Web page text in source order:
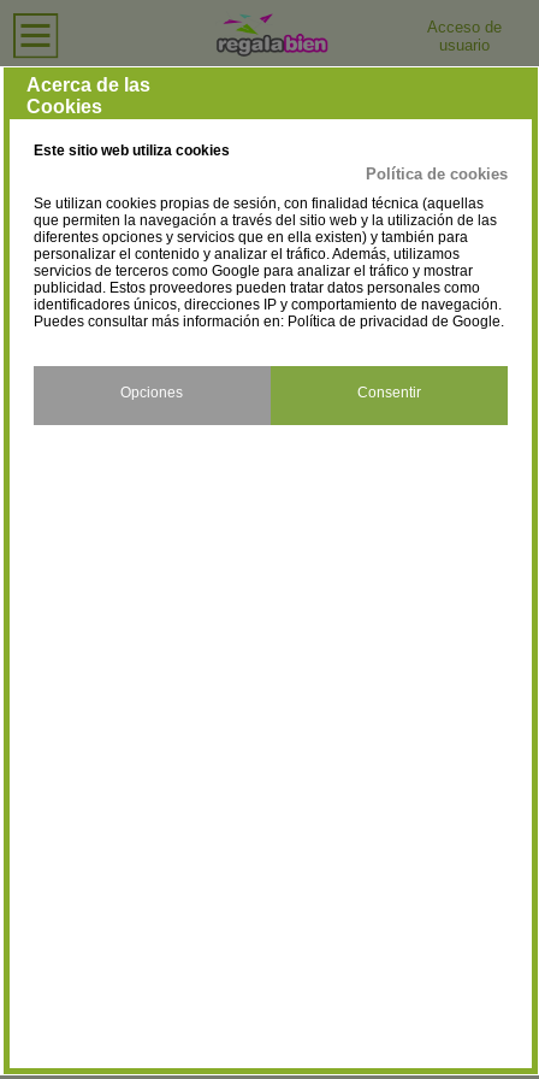
Acceso de
usuario
Bisuterías en Zaragoza
Selecciona la localidad
Inicio › Bisuterías
Zaragoza
Acerca de las
Cookies
Este sitio web utiliza cookies
Política de cookies
Se utilizan cookies propias de sesión, con finalidad técnica (aquellas
que permiten la navegación a través del sitio web y la utilización de las
diferentes opciones y servicios que en ella existen) y también para
personalizar el contenido y analizar el tráfico. Además, utilizamos
servicios de terceros como Google para analizar el tráfico y mostrar
publicidad. Estos proveedores pueden tratar datos personales como
identificadores únicos, direcciones IP y comportamiento de navegación.
Puedes consultar más información en: Política de privacidad de Google.
Opciones Consentir